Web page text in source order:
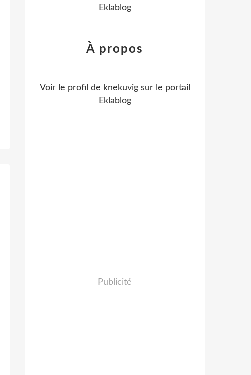
Eklablog
À propos
Voir le profil de knekuvigsur le portail
Eklablog
Publicité